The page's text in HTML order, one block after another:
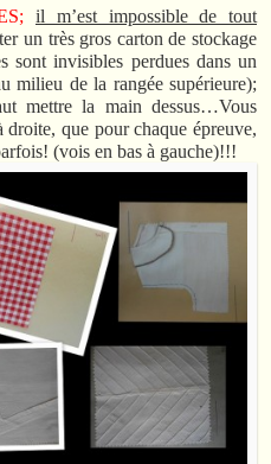
il m’est impossible de tout
un très gros carton de stockage
sont invisibles perdues dans un
milieu de la rangée supérieure);
mettre la main dessus…Vous
droite, que pour chaque épreuve,
(vois en bas à gauche)!!!